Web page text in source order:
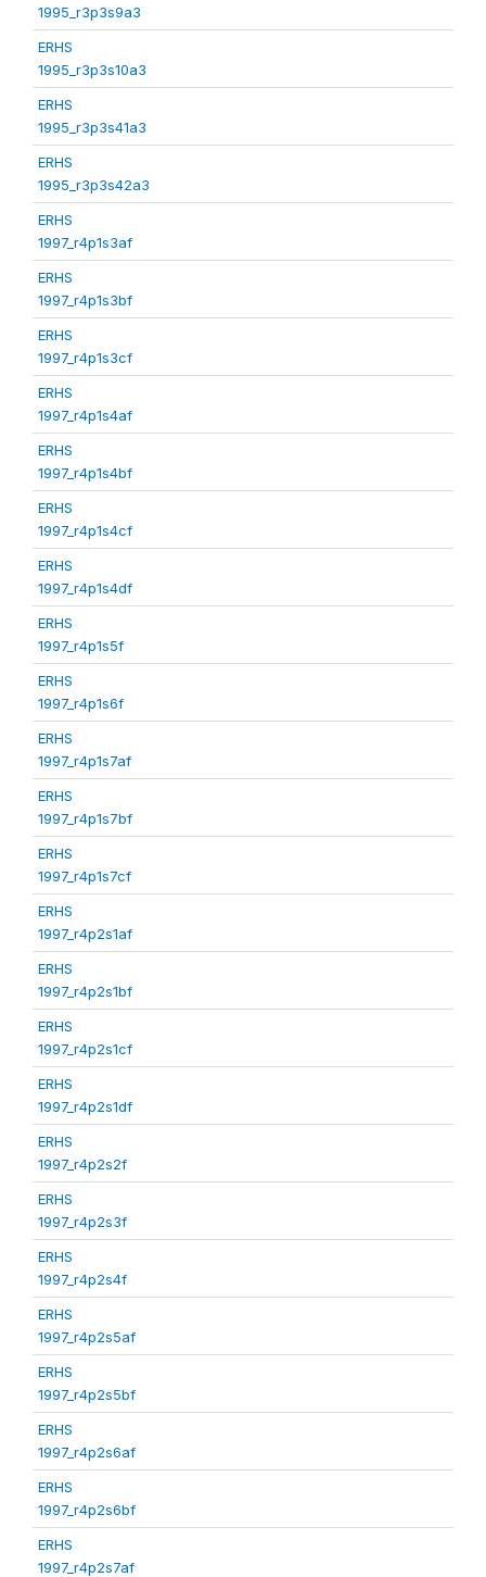
1995_r3p3s9a3
ERHS
1995_r3p3s10a3
ERHS
1995_r3p3s41a3
ERHS
1995_r3p3s42a3
ERHS
1997_r4p1s3af
ERHS
1997_r4p1s3bf
ERHS
1997_r4p1s3cf
ERHS
1997_r4p1s4af
ERHS
1997_r4p1s4bf
ERHS
1997_r4p1s4cf
ERHS
1997_r4p1s4df
ERHS
1997_r4p1s5f
ERHS
1997_r4p1s6f
ERHS
1997_r4p1s7af
ERHS
1997_r4p1s7bf
ERHS
1997_r4p1s7cf
ERHS
1997_r4p2s1af
ERHS
1997_r4p2s1bf
ERHS
1997_r4p2s1cf
ERHS
1997_r4p2s1df
ERHS
1997_r4p2s2f
ERHS
1997_r4p2s3f
ERHS
1997_r4p2s4f
ERHS
1997_r4p2s5af
ERHS
1997_r4p2s5bf
ERHS
1997_r4p2s6af
ERHS
1997_r4p2s6bf
ERHS
1997_r4p2s7af